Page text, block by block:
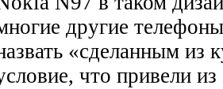
другие
«сделанным из
что привели